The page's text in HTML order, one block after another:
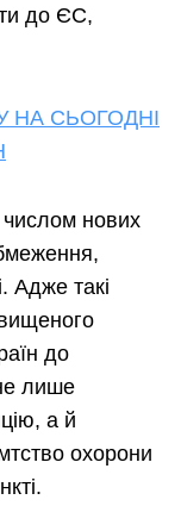
до ЄС,
НА СЬОГОДНІ
числом нових
Адже такі
до
лише
а й
охорони